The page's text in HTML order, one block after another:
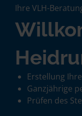
Ihre VLH-
Erstellung
Ganzjährige
Prüfen des